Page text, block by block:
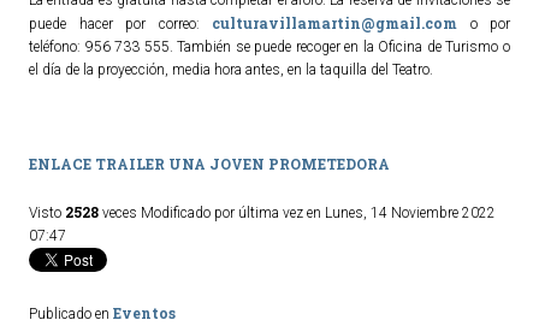
puede hacer por correo: culturavillamartin@gmail.com o por
teléfono: 956 733 555. También se puede recoger en la Oficina de Turismo o
el día de la proyección, media hora antes, en la taquilla del Teatro.
ENLACE TRAILER UNA JOVEN PROMETEDORA
Visto 2528 veces Modificado por última vez en Lunes, 14 Noviembre 2022
07:47
Publicado en Eventos